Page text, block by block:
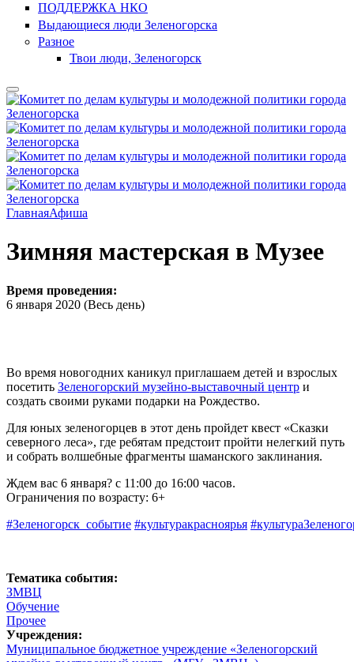
ПОДДЕРЖКА НКО
Выдающиеся люди Зеленогорска
Разное
Твои люди, Зеленогорск
ГлавнаяАфиша
Зимняя мастерская в Музее
Время проведения:
6 января 2020 (Весь день)
Во время новогодних каникул приглашаем детей и взрослых
посетить Зеленогорский музейно-выставочный центр и
создать своими руками подарки на Рождество.
Для юных зеленогорцев в этот день пройдет квест «Сказки
северного леса», где ребятам предстоит пройти нелегкий путь
и собрать волшебные фрагменты шаманского заклинания.
Ждем вас 6 января? с 11:00 до 16:00 часов.
Ограничения по возрасту: 6+
#Зеленогорск_событие #культуракрасноярья
Тематика события:
ЗМВЦ
Обучение
Прочее
Учреждения:
Муниципальное бюджетное учреждение «Зеленогорский